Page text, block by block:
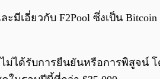
เอี่ยวกับ F2Pool ซึ่งเป็น Bitcoin
ได้รับการยืนยันหรือการพิสูจน์